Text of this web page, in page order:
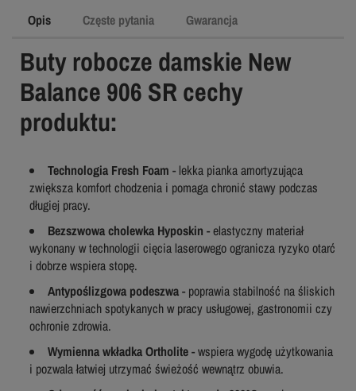
Opis Częste pytania Gwarancja
Buty robocze damskie New
Balance 906 SR cechy
produktu:
Technologia Fresh Foam - lekka pianka amortyzująca
zwiększa komfort chodzenia i pomaga chronić stawy podczas
długiej pracy.
Bezszwowa cholewka Hyposkin - elastyczny materiał
wykonany w technologii cięcia laserowego ogranicza ryzyko otarć
i dobrze wspiera stopę.
Antypoślizgowa podeszwa- poprawia stabilność na śliskich
nawierzchniach spotykanych w pracy usługowej, gastronomii czy
ochronie zdrowia.
Wymienna wkładka Ortholite- wspiera wygodę użytkowania
i pozwala łatwiej utrzymać świeżość wewnątrz obuwia.